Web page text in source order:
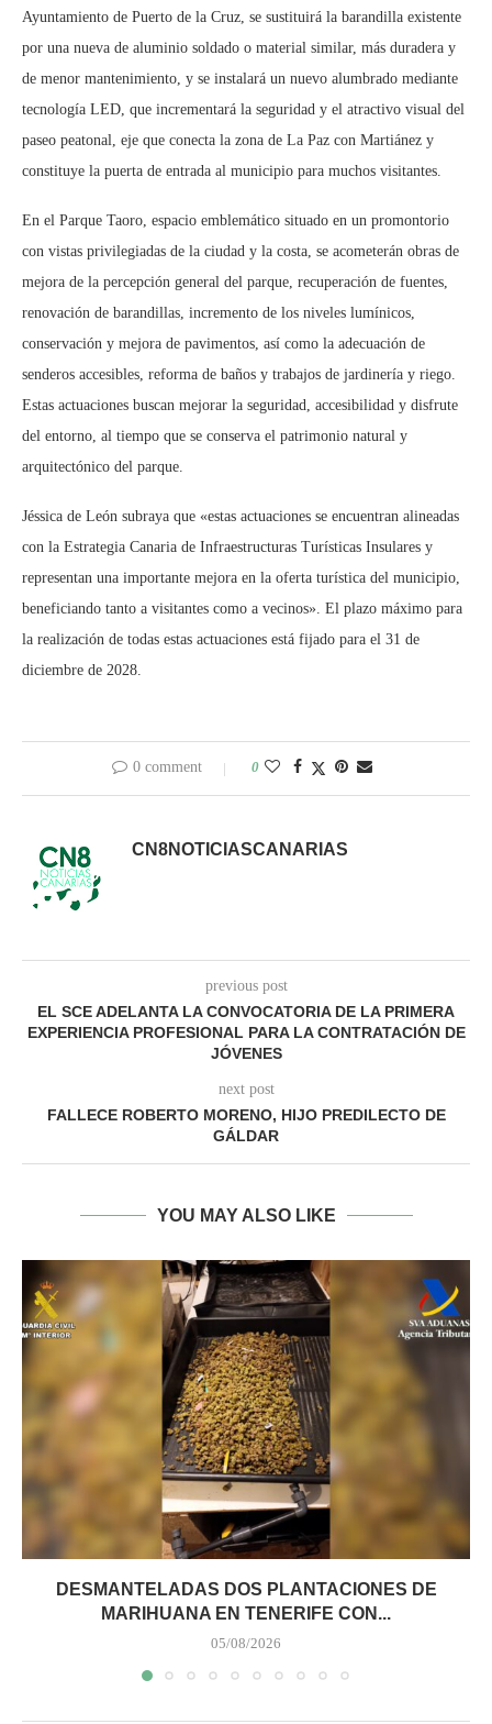
Ayuntamiento de Puerto de la Cruz, se sustituirá la barandilla existente
por una nueva de aluminio soldado o material similar, más duradera y
de menor mantenimiento, y se instalará un nuevo alumbrado mediante
tecnología LED, que incrementará la seguridad y el atractivo visual del
paseo peatonal, eje que conecta la zona de La Paz con Martiánez y
constituye la puerta de entrada al municipio para muchos visitantes.
En el Parque Taoro, espacio emblemático situado en un promontorio
con vistas privilegiadas de la ciudad y la costa, se acometerán obras de
mejora de la percepción general del parque, recuperación de fuentes,
renovación de barandillas, incremento de los niveles lumínicos,
conservación y mejora de pavimentos, así como la adecuación de
senderos accesibles, reforma de baños y trabajos de jardinería y riego.
Estas actuaciones buscan mejorar la seguridad, accesibilidad y disfrute
del entorno, al tiempo que se conserva el patrimonio natural y
arquitectónico del parque.
Jéssica de León subraya que «estas actuaciones se encuentran alineadas
con la Estrategia Canaria de Infraestructuras Turísticas Insulares y
representan una importante mejora en la oferta turística del municipio,
beneficiando tanto a visitantes como a vecinos». El plazo máximo para
la realización de todas estas actuaciones está fijado para el 31 de
diciembre de 2028.
0 comment 0
CN8NOTICIASCANARIAS
previous post
EL SCE ADELANTA LA CONVOCATORIA DE LA PRIMERA
EXPERIENCIA PROFESIONAL PARA LA CONTRATACIÓN DE
JÓVENES
next post
FALLECE ROBERTO MORENO, HIJO PREDILECTO DE
GÁLDAR
YOU MAY ALSO LIKE
DESMANTELADAS DOS PLANTACIONES DE
MARIHUANA EN TENERIFE CON...
05/08/2026